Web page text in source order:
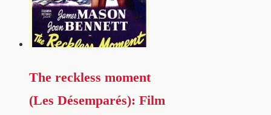
The reckless moment
(Les Désemparés): Film